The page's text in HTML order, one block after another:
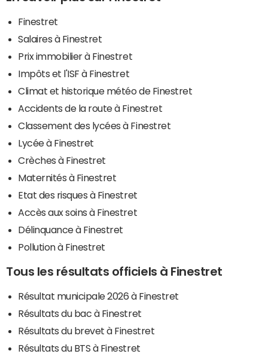
Finestret
Salaires à Finestret
Prix immobilier à Finestret
Impôts et l'ISF à Finestret
Climat et historique météo de Finestret
Accidents de la route à Finestret
Classement des lycées à Finestret
Lycée à Finestret
Crèches à Finestret
Maternités à Finestret
Etat des risques à Finestret
Accès aux soins à Finestret
Délinquance à Finestret
Pollution à Finestret
Tous les résultats officiels à Finestret
Résultat municipale 2026 à Finestret
Résultats du bac à Finestret
Résultats du brevet à Finestret
Résultats du BTS à Finestret